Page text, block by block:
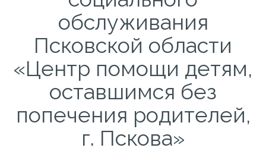
обслуживания
Псковской области
«Центр помощи детям,
оставшимся без
попечения родителей,
г. Пскова»